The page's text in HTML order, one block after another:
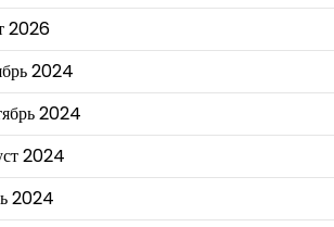
2026
2024
2024
2024
2024